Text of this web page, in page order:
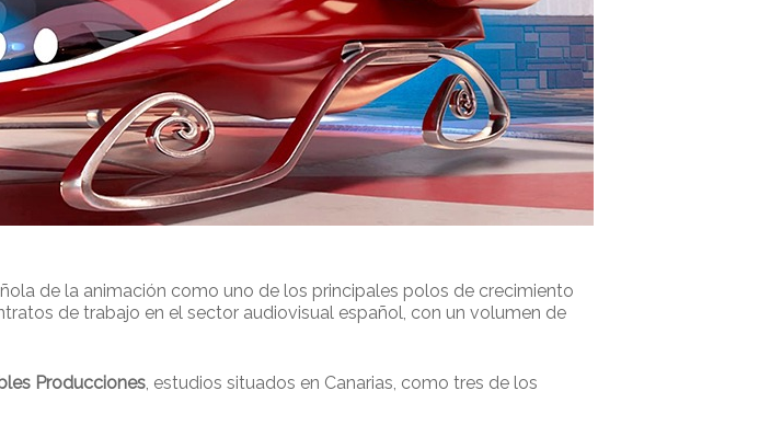
de la animación como uno de los principales polos de crecimiento
de trabajo en el sector audiovisual español, con un volumen de
Producciones, estudios situados en Canarias, como tres de los